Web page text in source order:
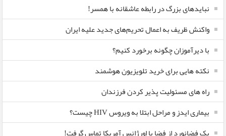
نبایدهای بزرگ در رابطه عاشقانه با همسر!
واکنش ظریف به اعمال تحریم‌های جدید علیه ایران
با دیرآموزان چگونه برخورد کنیم؟
نکته هایی برای خرید تلویزیون هوشمند
راه های مسئولیت پذیر کردن فرزندان
بیماری ایدز و مراحل ابتلا به ویروس HIV چیست؟
یک فضانورد از فضا با اورژانس آمریکا تماس گرفت!